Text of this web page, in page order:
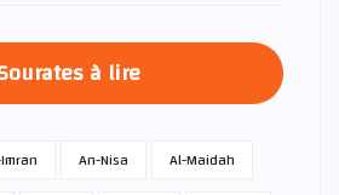
à lire
An-Nisa
Al-Maidah